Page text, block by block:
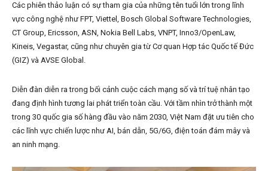
Các phiên thảo luận có sự tham gia của những tên tuổi lớn trong lĩnh
vực công nghệ như FPT, Viettel, Bosch Global Software Technologies,
CT Group, Ericsson, ASN, Nokia Bell Labs, VNPT, Inno3/OpenLaw,
Kineis, Vegastar, cũng như chuyên gia từ Cơ quan Hợp tác Quốc tế Đức
(GIZ) và AVSE Global.
Diễn đàn diễn ra trong bối cảnh cuộc cách mạng số và trí tuệ nhân tạo
đang định hình tương lai phát triển toàn cầu. Với tầm nhìn trở thành một
trong 30 quốc gia số hàng đầu vào năm 2030, Việt Nam đặt ưu tiên cho
các lĩnh vực chiến lược như AI, bán dẫn, 5G/6G, điện toán đám mây và
an ninh mạng.